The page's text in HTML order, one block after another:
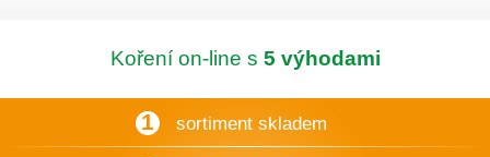
Koření on-line s 5 výhodami
1 sortiment skladem